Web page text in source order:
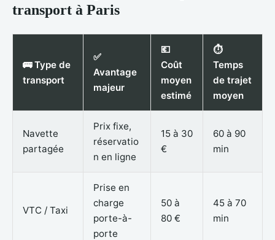
transport à Paris
🚌 Type de
transport
✅
Avantage
majeur
💶
Coût
moyen
estimé
⏱️
Temps
de trajet
moyen
Navette
partagée
Prix fixe,
réservatio
n en ligne
15 à 30
€
60 à 90
min
VTC / Taxi
Prise en
charge
porte-à-
porte
50 à
80 €
45 à 70
min